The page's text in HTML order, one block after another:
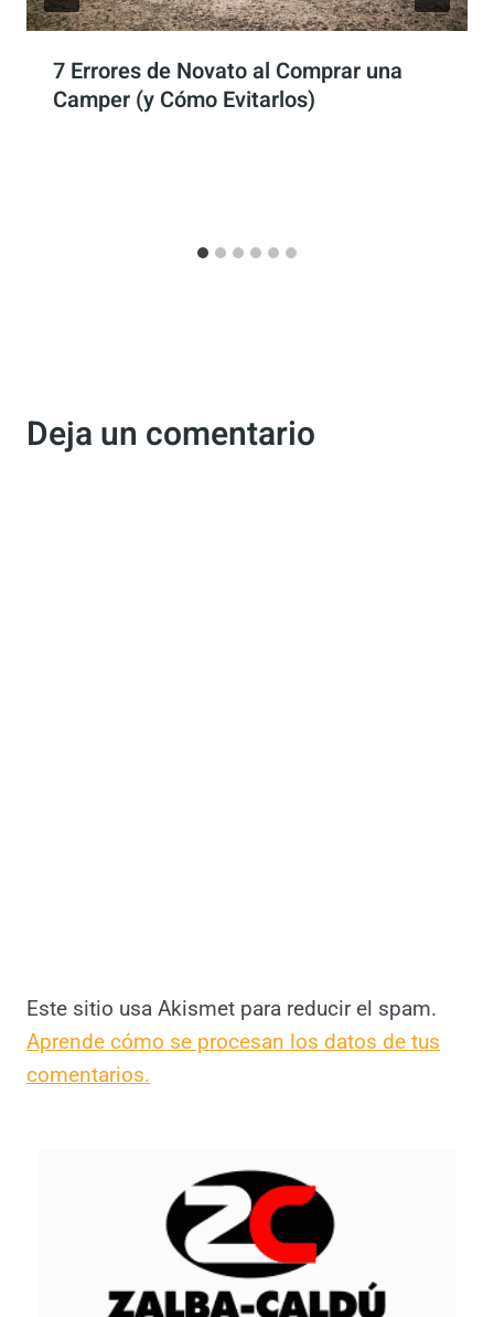
7 Errores de Novato al Comprar una
Este sitio usa Akismet para reducir el spam.
Aprende cómo se procesan los datos de tus